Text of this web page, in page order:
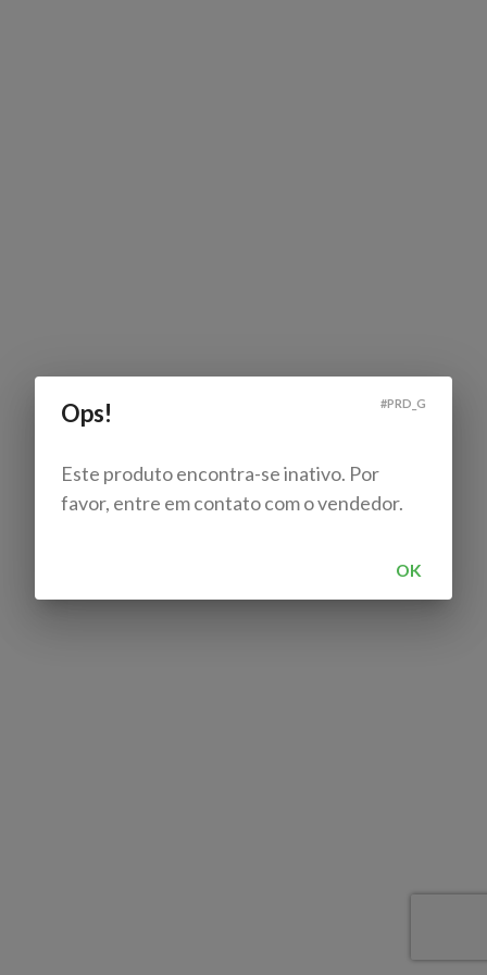
Ops! #PRD_G
Este produto encontra-se inativo. Por
favor, entre em contato com o vendedor.
OK